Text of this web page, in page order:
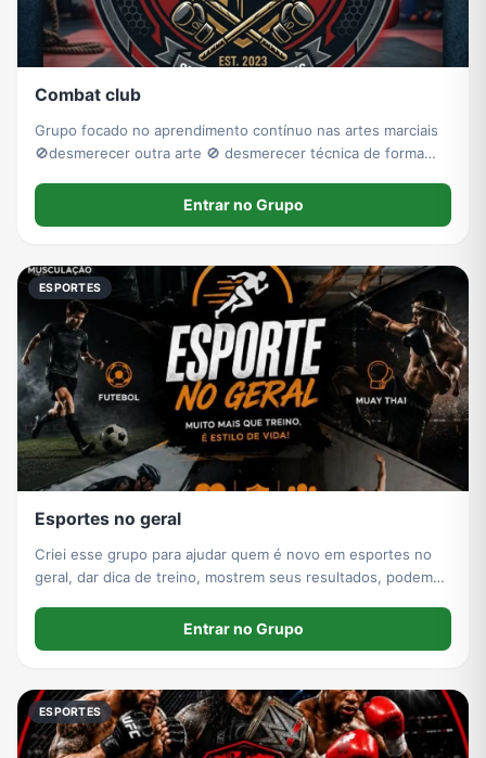
Combat club
Grupo focado no aprendimento contínuo nas artes marciais
🚫desmerecer outra arte 🚫 desmerecer técnica de forma
Entrar no Grupo
ESPORTES
Esportes no geral
Criei esse grupo para ajudar quem é novo em esportes no
geral, dar dica de treino, mostrem seus resultados, podem
Entrar no Grupo
ESPORTES